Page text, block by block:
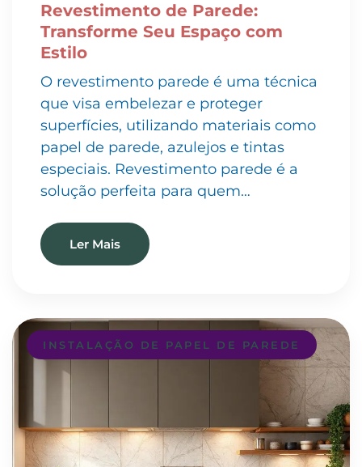
Revestimento de Parede:
Transforme Seu Espaço com
Estilo
O revestimento parede é uma técnica
que visa embelezar e proteger
superfícies, utilizando materiais como
papel de parede, azulejos e tintas
especiais. Revestimento parede é a
solução perfeita para quem…
Ler Mais
INSTALAÇÃO DE PAPEL DE PAREDE